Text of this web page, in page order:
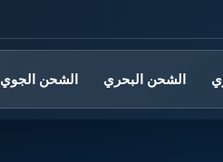
الشحن البحري الشحن الجوي